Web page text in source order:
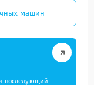
машин
последующий